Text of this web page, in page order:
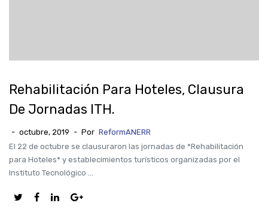
Rehabilitación Para Hoteles, Clausura
De Jornadas ITH.
- octubre, 2019 - Por ReformANERR
El 22 de octubre se clausuraron las jornadas de *Rehabilitación
para Hoteles* y establecimientos turísticos organizadas por el
Instituto Tecnológico ...